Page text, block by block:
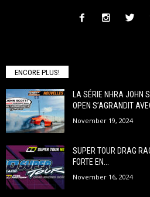
ENCORE PLUS!
LA SÉRIE NHRA JOHN
OPEN S’AGRANDIT
November 19, 2024
SUPER TOUR DRAG
FORTE EN...
November 16, 2024